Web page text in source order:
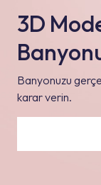
3D
Banyonuzu
karar verin.